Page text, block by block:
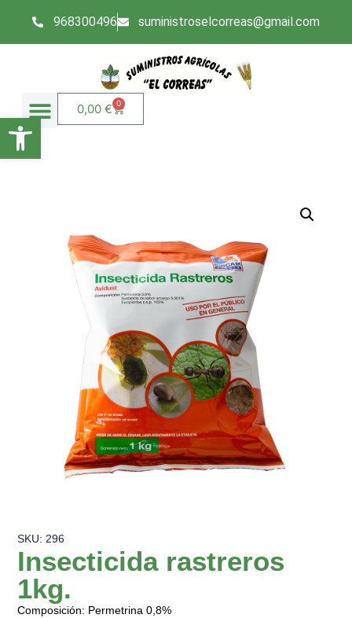
Abrir barra de herramientas
968300496 suministroselcorreas@gmail.com
0,00 € 0
SKU: 296
Insecticida rastreros
1kg.
Composición: Permetrina 0,8%